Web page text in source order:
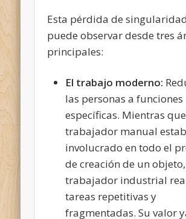
Esta pérdida de
puede observar desde tres
principales:
El trabajo moderno:
las personas a funciones
específicas. Mientras
trabajador manual
involucrado en todo el
de creación de un
trabajador industrial
tareas repetitivas y
fragmentadas. Su valor